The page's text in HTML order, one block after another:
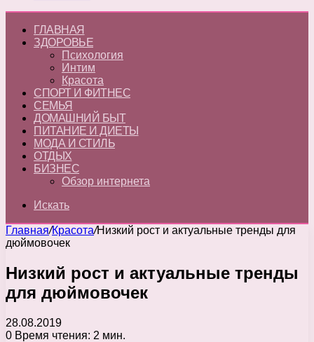
ГЛАВНАЯ
ЗДОРОВЬЕ
Психология
Интим
Красота
СПОРТ И ФИТНЕС
СЕМЬЯ
ДОМАШНИЙ БЫТ
ПИТАНИЕ И ДИЕТЫ
МОДА И СТИЛЬ
ОТДЫХ
БИЗНЕС
Обзор интернета
Искать
Главная/Красота/Низкий рост и актуальные тренды для
дюймовочек
Низкий рост и актуальные тренды
для дюймовочек
28.08.2019
0 Время чтения: 2 мин.